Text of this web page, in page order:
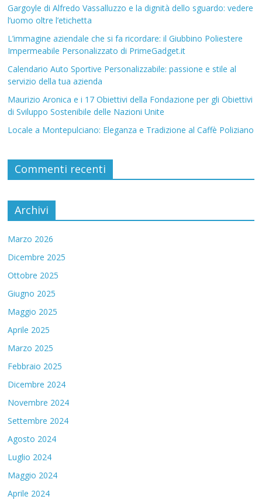
Gargoyle di Alfredo Vassalluzzo e la dignità dello sguardo: vedere
l’uomo oltre l’etichetta
L’immagine aziendale che si fa ricordare: il Giubbino Poliestere
Impermeabile Personalizzato di PrimeGadget.it
Calendario Auto Sportive Personalizzabile: passione e stile al
servizio della tua azienda
Maurizio Aronica e i 17 Obiettivi della Fondazione per gli Obiettivi
di Sviluppo Sostenibile delle Nazioni Unite
Locale a Montepulciano: Eleganza e Tradizione al Caffè Poliziano
Commenti recenti
Archivi
Marzo 2026
Dicembre 2025
Ottobre 2025
Giugno 2025
Maggio 2025
Aprile 2025
Marzo 2025
Febbraio 2025
Dicembre 2024
Novembre 2024
Settembre 2024
Agosto 2024
Luglio 2024
Maggio 2024
Aprile 2024